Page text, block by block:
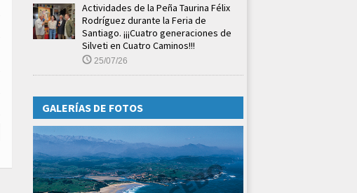
Actividades de la Peña Taurina Félix
Rodríguez durante la Feria de
Santiago. ¡¡¡Cuatro generaciones de
Silveti en Cuatro Caminos!!!
25/07/26
GALERÍAS DE FOTOS